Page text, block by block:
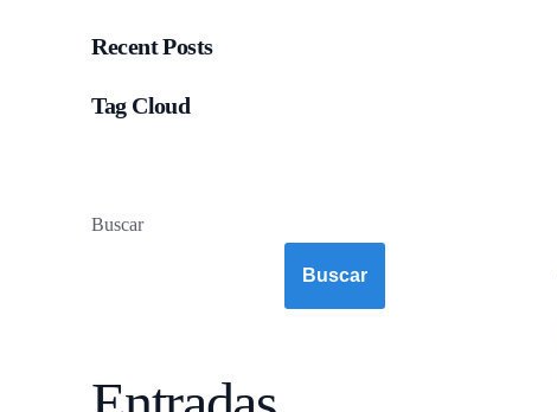
Recent Posts
Tag Cloud
Buscar
Buscar